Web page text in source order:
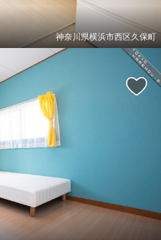
神奈川県横浜市西区久保町